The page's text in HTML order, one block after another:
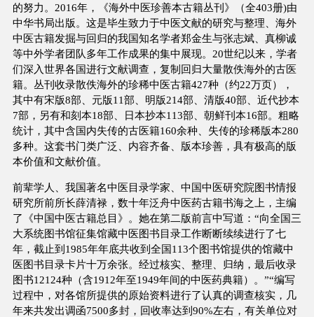
的努力。2016年，《海外中医珍善本古籍丛刊》（全403册)由
中华书局出版。这是毕生致力于中医文献的研究与整理、海外
中医古籍发掘与回归的我国知名学者郑金生与张志斌、真柳诚
等中外学者团队多年工作成果的集中展现。20世纪以来，学者
们深入世界各国进行文献调查，复制回归大量散佚海外的古医
籍。丛刊收录散佚海外的珍稀中医古籍427种（约22万页），
其中有宋版8部、元版11部、明版214部、清版40部、近代抄本
7部，另有和刻本18部、日本抄本113部、朝鲜刊本16部。粗略
统计，其中含国内失传的古医籍160余种、失传的珍稀版本280
多种。这套书门类广泛、内容齐备、版本珍善，具有极高的版
本价值和文献价值。
前辈学人、我国著名中医目录学家、中国中医研究院图书情报
研究所前所长薛清禄，数十年泛舟中医药古籍书海之上，主编
了《中国中医古籍总目》。她在第二版前言中写道：“向全国三
大系统图书馆征集馆藏中医图书目录工作断断续续进行了七
年，截止到1985年年底共收到全国113个图书馆提供的馆藏中
医图书目录卡片十万余张。经过核实、整理、归纳，最后收录
图书12124种（含1912年至1949年间的中医药典籍）。”“编写
过程中，对各馆所提供的原始资料进行了认真的调查核实，几
年来共发出调函7500多封，回收率达到90%左右，有关单位对